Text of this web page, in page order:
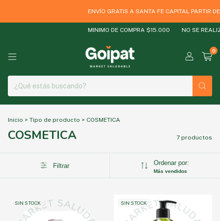
ENVÍO GRATIS A SANTA FE CAPITAL PARTIR
MINIMO DE COMPRA $15.000 NO SE
0
Inicio > Tipo de producto > COSMETICA
COSMETICA 7 productos
Filtrar Ordenar por:
Más vendidos
SIN STOCK SIN STOCK